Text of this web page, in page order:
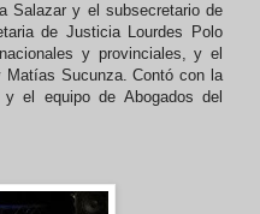
Salazar y el subsecretario de
de Justicia Lourdes Polo
y provinciales, y el
Matías Sucunza. Contó con la
el equipo de Abogados del